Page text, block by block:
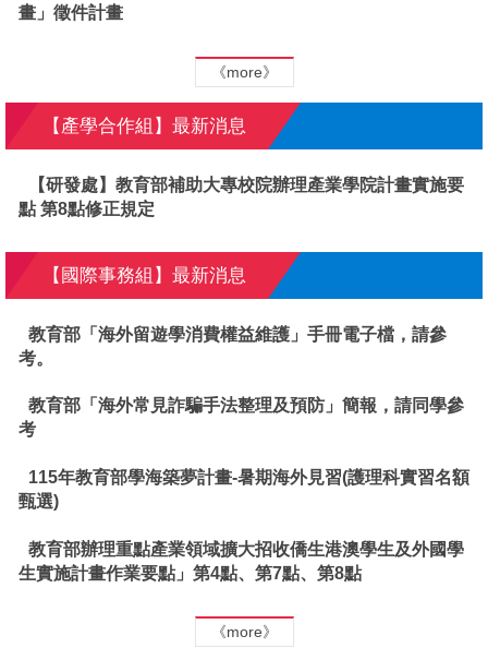
畫」徵件計畫
《more》
【產學合作組】最新消息
【研發處】教育部補助大專校院辦理產業學院計畫實施要
點 第8點修正規定
【國際事務組】最新消息
教育部「海外留遊學消費權益維護」手冊電子檔，請參
考。
教育部「海外常見詐騙手法整理及預防」簡報，請同學參
考
115年教育部學海築夢計畫-暑期海外見習(護理科實習名額
甄選)
教育部辦理重點產業領域擴大招收僑生港澳學生及外國學
生實施計畫作業要點」第4點、第7點、第8點
《more》